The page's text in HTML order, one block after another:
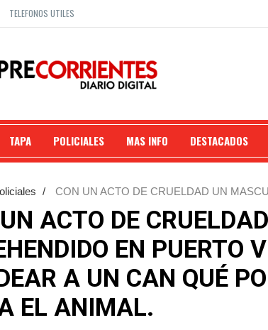
TELEFONOS UTILES
TAPA POLICIALES MAS INFO DESTACADOS
/
CON UN ACTO DE CRUELDAD UN
ACTO DE
EN PUERTO
A UN CAN QUÉ
EL ANIMAL.